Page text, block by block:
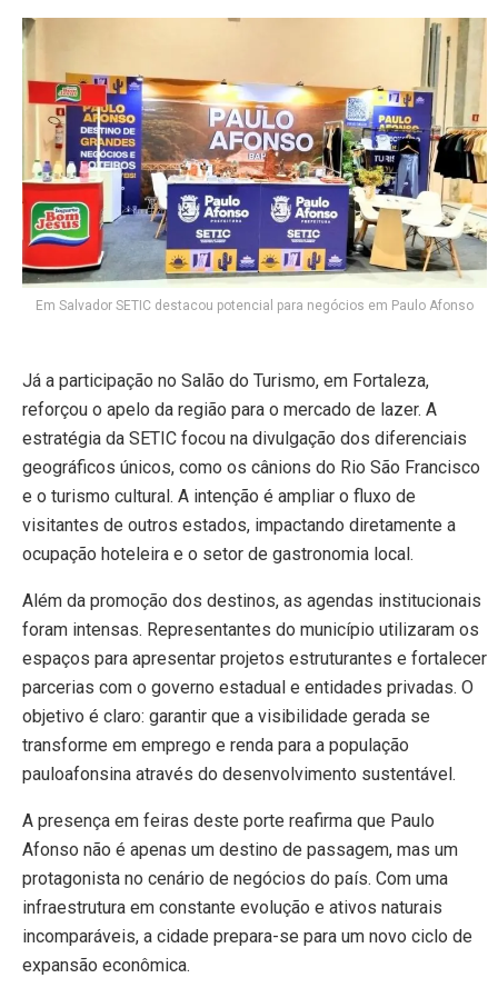
Em Salvador SETIC destacou potencial para negócios em Paulo Afonso
Já a participação no Salão do Turismo, em Fortaleza,
reforçou o apelo da região para o mercado de lazer. A
estratégia da SETIC focou na divulgação dos diferenciais
geográficos únicos, como os cânions do Rio São Francisco
e o turismo cultural. A intenção é ampliar o fluxo de
visitantes de outros estados, impactando diretamente a
ocupação hoteleira e o setor de gastronomia local.
Além da promoção dos destinos, as agendas institucionais
foram intensas. Representantes do município utilizaram os
espaços para apresentar projetos estruturantes e fortalecer
parcerias com o governo estadual e entidades privadas. O
objetivo é claro: garantir que a visibilidade gerada se
transforme em emprego e renda para a população
pauloafonsina através do desenvolvimento sustentável.
A presença em feiras deste porte reafirma que Paulo
Afonso não é apenas um destino de passagem, mas um
protagonista no cenário de negócios do país. Com uma
infraestrutura em constante evolução e ativos naturais
incomparáveis, a cidade prepara-se para um novo ciclo de
expansão econômica.